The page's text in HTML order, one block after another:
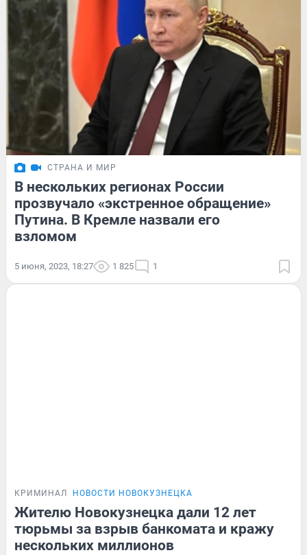
СТРАНА И МИР
В нескольких регионах России
прозвучало «экстренное обращение»
Путина. В Кремле назвали его
взломом
5 июня, 2023, 18:27 1 825 1
КРИМИНАЛ НОВОСТИ НОВОКУЗНЕЦКА
Жителю Новокузнецка дали 12 лет
тюрьмы за взрыв банкомата и кражу
нескольких миллионов